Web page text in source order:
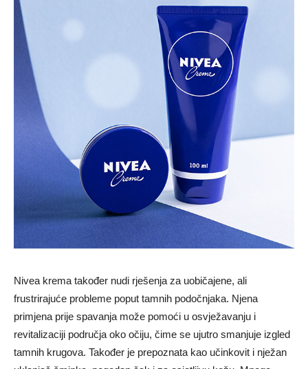
Nivea krema također nudi rješenja za uobičajene, ali
frustrirajuće probleme poput tamnih podočnjaka. Njena
primjena prije spavanja može pomoći u osvježavanju i
revitalizaciji područja oko očiju, čime se ujutro smanjuje izgled
tamnih krugova. Također je prepoznata kao učinkovit i nježan